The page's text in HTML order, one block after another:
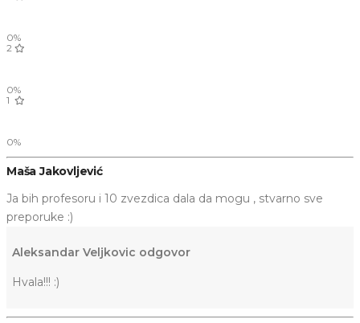
0%
2
0%
1
0%
Maša Jakovljević
Ja bih profesoru i 10 zvezdica dala da mogu , stvarno sve
preporuke :)
Aleksandar Veljkovic odgovor
Hvala!!! :)